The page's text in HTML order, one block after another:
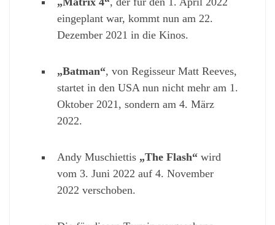
eingeplant war, kommt nun am 22.
Dezember 2021 in die Kinos.
„Batman“, von Regisseur Matt Reeves,
startet in den USA nun nicht mehr am 1.
Oktober 2021, sondern am 4. März
2022.
Andy Muschiettis „The Flash“wird
vom 3. Juni 2022 auf 4. November
2022 verschoben.